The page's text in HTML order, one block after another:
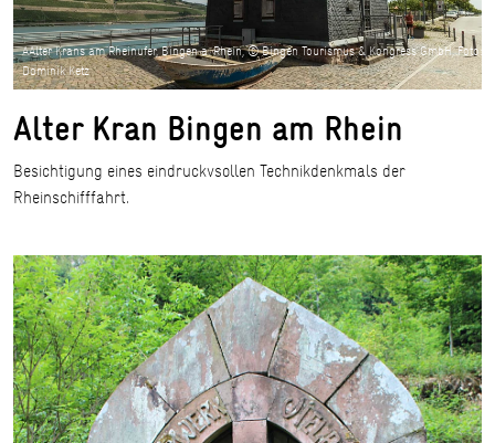
AAlter Krans am Rheinufer, Bingen a. Rhein, © Bingen Tourismus & Kongress GmbH, Foto:
Dominik Ketz
Alter Kran Bingen am Rhein
Besichtigung eines eindruckvsollen Technikdenkmals der
Rheinschifffahrt.